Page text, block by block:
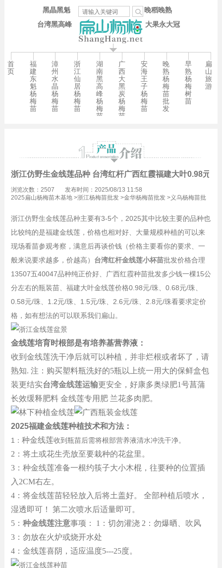
台湾黑高峰
晚稻晚熟
大果永大冠
黑晶黑魁
首
页
福
建
东
魁
杨
梅
苗
漳
州
水
晶
杨
梅
苗
浙
江
仙
居
杨
梅
苗
湖
南
黑
高
峰
杨
梅
苗
广
西
大
黑
炭
杨
梅
苗
安
海
王
子
杨
梅
苗
晚
熟
杨
梅
苗
批
发
早
熟
杨
梅
树
苗
扁
山
旅
游
浙江仿野生金线莲品种 台湾红杆广西红霞福建大叶0.98元/珠
浏览次数：2507
发布时间：2025/08/13 11:58
2025扁山杨梅苗木基地>浙江杨梅苗批发>金华杨梅苗批发>义乌杨梅苗批
浙江仿野生金线莲品种主要有3-5个，2025其中比较主要的品种也
比较纯的是福建金线莲，价格也相对好、大量规模种植的可以来
现场看苗参观考察，满意后再谈价钱（价格主要看你的要求、一
般来说要求越多，价越高） 台湾红杆金线莲小杯苗批发价格合理
13507五40047品种纯正价好、广西红霞种苗批发多少钱一棵15公
分左右的瓶装苗、福建大叶金线莲价格0.98元/珠、0.68元/珠、
0.58元/珠、1.2元/珠、1.5元/珠、2.6元/珠、2.8元/珠看要求定价
格，如有想法的可以联系我们扁山。
金线莲培育时根部是有培养基营养液：
收到金线莲洗干净后就可以种植，并非烂根或者坏了，请
熟知. 注：购买塑料瓶洗好的5瓶以上统一用大的保鲜盒包
装更结实台湾金线莲运输更安全，好康多奥绿肥1号菖蒲
长效缓释肥料 金线莲专用肥 兰花多肉肥。
2025福建金线莲种植技术和方法：
1： 种金线莲收到瓶苗后需将根部营养液清水冲洗干净。
2：将土或花生壳放至要栽种的花盆里。
3： 种金线莲准备一根约筷子大小木棍，往要种的位置插
入2CM右左。
4：将金线莲苗轻轻放入后将土盖好。 全部种植后喷水，
湿透即可！ 第二次喷水后适量即可。
5： 种金线莲注意事项： 1：切勿灌浇 2：勿爆晒、吹风
3：勿放在火炉或烧开水处
4：金线莲喜阴，适应温度5---25度。